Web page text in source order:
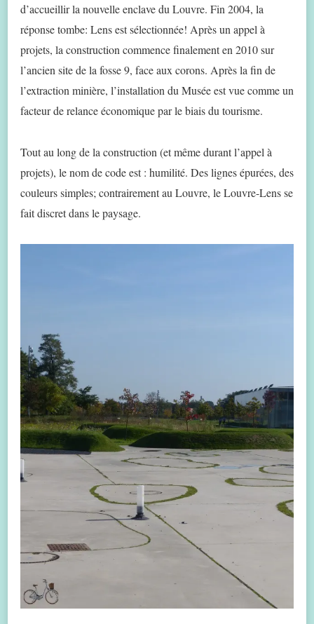
d’accueillir la nouvelle enclave du Louvre. Fin 2004, la
réponse tombe: Lens est sélectionnée! Après un appel à
projets, la construction commence finalement en 2010 sur
l’ancien site de la fosse 9, face aux corons. Après la fin de
l’extraction minière, l’installation du Musée est vue comme un
facteur de relance économique par le biais du tourisme.
Tout au long de la construction (et même durant l’appel à
projets), le nom de code est : humilité. Des lignes épurées, des
couleurs simples; contrairement au Louvre, le Louvre-Lens se
fait discret dans le paysage.